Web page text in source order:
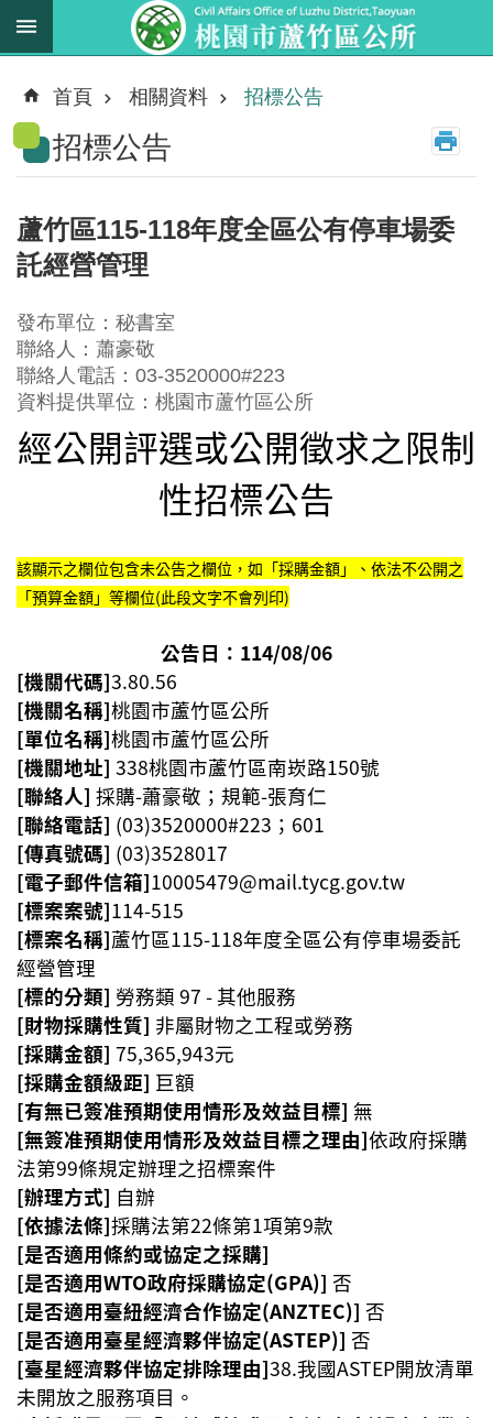
跳到主要內容區塊
新
消
息
務
職
掌
法
規
資
料
進
區
介
紹
訊
息
公
告
生
活
便
民
資
訊
機
關
通
訊
錄
相
關
資
料
回
首
頁
首頁 相關資料 招標公告
招標公告
蘆竹區115-118年度全區公有停車場委
託經營管理
發布單位：秘書室
聯絡人：蕭豪敬
聯絡人電話：03-3520000#223
資料提供單位：桃園市蘆竹區公所
經公開評選或公開徵求之限制
性招標公告
該顯示之欄位包含未公告之欄位，如「採購金額」、依法不公開之
「預算金額」等欄位(此段文字不會列印)
公告日：114/08/06
[機關代碼]3.80.56
[機關名稱]桃園市蘆竹區公所
[單位名稱]桃園市蘆竹區公所
[機關地址] 338桃園市蘆竹區南崁路150號
[聯絡人] 採購-蕭豪敬；規範-張育仁
[聯絡電話] (03)3520000#223；601
[傳真號碼] (03)3528017
[電子郵件信箱]10005479@mail.tycg.gov.tw
[標案案號]114-515
[標案名稱]蘆竹區115-118年度全區公有停車場委託
經營管理
[標的分類] 勞務類 97 - 其他服務
[財物採購性質] 非屬財物之工程或勞務
[採購金額] 75,365,943元
[採購金額級距] 巨額
[有無已簽准預期使用情形及效益目標] 無
[無簽准預期使用情形及效益目標之理由]依政府採購
法第99條規定辦理之招標案件
[辦理方式] 自辦
[依據法條]採購法第22條第1項第9款
[是否適用條約或協定之採購]
[是否適用WTO政府採購協定(GPA)] 否
[是否適用臺紐經濟合作協定(ANZTEC)] 否
[是否適用臺星經濟夥伴協定(ASTEP)] 否
[臺星經濟夥伴協定排除理由]38.我國ASTEP開放清單
未開放之服務項目。